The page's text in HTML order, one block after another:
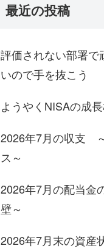
最近の投稿
評価されない部署で
いので手を抜こう
ようやくNISAの成
2026年7月の収支
ス～
2026年7月の配当
壁～
2026年7月末の資